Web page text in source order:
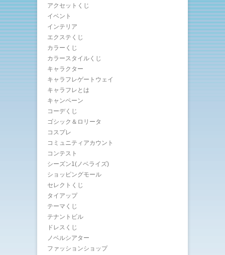
アクセットくじ
イベント
インテリア
エクステくじ
カラーくじ
カラースタイルくじ
キャラクター
キャラフレゲートウェイ
キャラフレとは
キャンペーン
コーデくじ
ゴシック＆ロリータ
コスプレ
コミュニティアカウント
コンテスト
シーズン1(ノベライズ)
ショッピングモール
セレクトくじ
タイアップ
テーマくじ
テナントビル
ドレスくじ
ノベルシアター
ファッションショップ